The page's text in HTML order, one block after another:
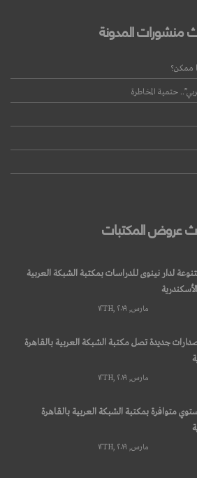
منشورات المدونة
ممكن؟
حتمية المخاطرة
عروض المكتبات
لدار نينوى للدراسات بمكتبة الشبكة العربية
مارس, ۱۲TH, ۲۰۱۹
جديدة تصل مكتبة الشبكة العربية بالقاهرة
مارس, ۱۲TH, ۲۰۱۹
متوافرة بمكتبة الشبكة العربية بالقاهرة
مارس, ۱۲TH, ۲۰۱۹